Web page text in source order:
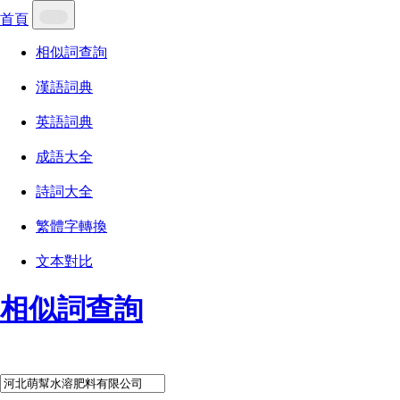
首頁
相似詞查詢
漢語詞典
英語詞典
成語大全
詩詞大全
繁體字轉換
文本對比
相似詞查詢